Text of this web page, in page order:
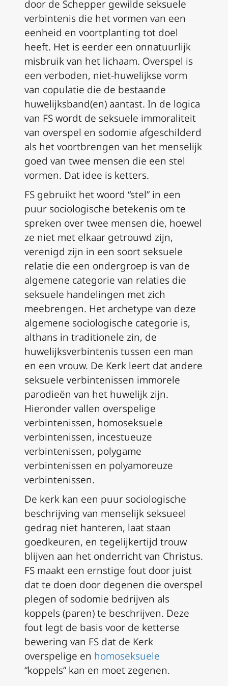
door de Schepper gewilde seksuele
verbintenis die het vormen van een
eenheid en voortplanting tot doel
heeft. Het is eerder een onnatuurlijk
misbruik van het lichaam. Overspel is
een verboden, niet-huwelijkse vorm
van copulatie die de bestaande
huwelijksband(en) aantast. In de logica
van FSwordt de seksuele immoraliteit
van overspel en sodomie afgeschilderd
als het voortbrengen van het menselijk
goed van twee mensen die een stel
vormen. Dat idee is ketters.
FS gebruikt het woord “stel” in een
puur sociologische betekenis om te
spreken over twee mensen die, hoewel
ze niet met elkaar getrouwd zijn,
verenigd zijn in een soort seksuele
relatie die een ondergroep is van de
algemene categorie van relaties die
seksuele handelingen met zich
meebrengen. Het archetype van deze
algemene sociologische categorie is,
althans in traditionele zin, de
huwelijksverbintenis tussen een man
en een vrouw. De Kerk leert dat andere
seksuele verbintenissen immorele
parodieën van het huwelijk zijn.
Hieronder vallen overspelige
verbintenissen, homoseksuele
verbintenissen, incestueuze
verbintenissen, polygame
verbintenissen en polyamoreuze
verbintenissen.
De kerk kan een puur sociologische
beschrijving van menselijk seksueel
gedrag niet hanteren, laat staan
goedkeuren, en tegelijkertijd trouw
blijven aan het onderricht van Christus.
FS maakt een ernstige fout door juist
dat te doen door degenen die overspel
plegen of sodomie bedrijven als
koppels (paren) te beschrijven. Deze
fout legt de basis voor de ketterse
bewering van FS dat de Kerk
overspelige en homoseksuele
“koppels” kan en moet zegenen.